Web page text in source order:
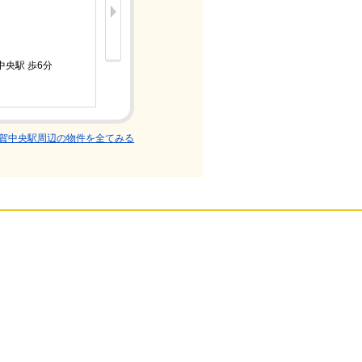
央駅 歩6分
中央駅周辺の物件を全てみる